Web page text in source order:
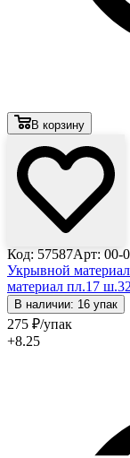
В корзину
Код: 57587Арт: 00-
Укрывной
материал пл.17
В наличии: 16 упак
275 ₽/упак
+8.25